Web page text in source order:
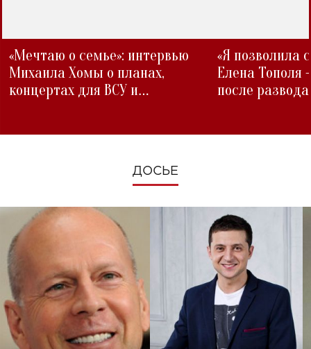
«Мечтаю о семье»: интервью
Михаила Хомы о планах,
концертах для ВСУ и
«Я позволила
Елена Тополя
после развода
ДОСЬЕ